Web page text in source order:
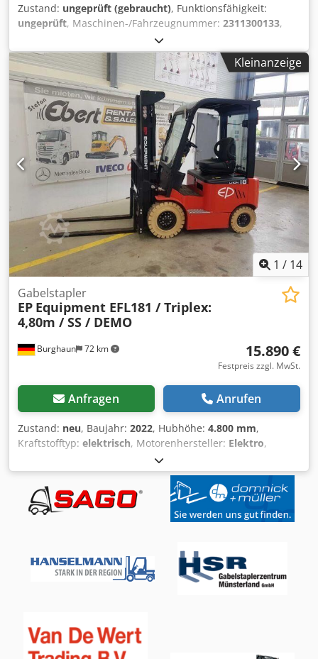
Zustand: ungeprüft (gebraucht), Funktionsfähigkeit:
ungeprüft, Maschinen-/Fahrzeugnummer: 2311300133,
1.800 kg
Gabellänge:1.200 mm, Gesamtgewicht:4.000 kg, Kein
Mindestpreis - garantierter Verkauf zum höchsten Gebot!
Die Gebotsabgabe verpflichtet zur fristgerechten Abholung
entweder zwischen dem 11.05.2026 und dem 13.05.2026
oder zwischen dem 18.05.2026 und dem 21.05.2026!
TECHNISCHE DETAILS Djdpeym Aq Defx Akpeck Tragkraft
max.: 1.800 kg Gabellänge: 1.200 mm Hubhöhe max.: 4.800
mm MASCHINEN-DETAILS Abmessungen & Gewicht
Abmessungen (L x B x H): 3.200 x 1.100 x 2.000 mm
Gewicht: 4.000 kg Externe Referenz: Pieper - Lot 108
Kleinanzeige
1 / 14
Burghaun 72 km
Gabelstapler
EP Equipment EFL181 / Triplex:
4,80m / SS / DEMO
15.890 €
Festpreis zzgl. MwSt.
Anfragen Anrufen
Zustand: neu, Baujahr: 2022, Hubhöhe: 4.800 mm,
Kraftstofftyp: elektrisch, Motorenhersteller: Elektro,
, EP Elektrostapler EFL181
Elektrostapler, Baujahr: 2022, unbenutzt, lagernd & sofort
verfügbar, Nenntragkraft: 1.800kg, Hubhöhe: 4.800mm,
Seitenschieber, 4. Steuerkreis, Triplexmast mit Freihub,
Halbkabine, Bluespot, Rundumleuchte, Bauhöhe:
Ionen-Akku, Gabellänge: 1.200mm, sofort einsatzbereit!,
Auf Wunsch unterbreiten wir Ihnen ein Leasing- oder
Finanzierungsangebot., Herr Ebert (Tel. betreut Sie gerne.,
2022, unused, on stock and ready for work, lifting capacity:
1.800kg, lifting high: 4.800mm, hydr. side shifter, 4.